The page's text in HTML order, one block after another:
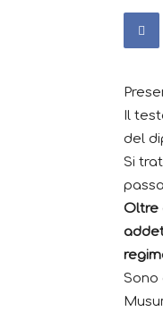
Il
del
Si
Oltre
Sono